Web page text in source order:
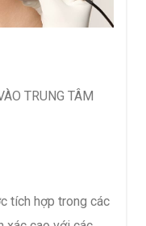
TRUNG TÂM
tích hợp trong các